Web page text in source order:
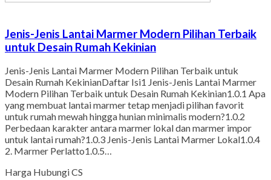
Jenis-Jenis Lantai Marmer Modern Pilihan Terbaik
untuk Desain Rumah Kekinian
Jenis-Jenis Lantai Marmer Modern Pilihan Terbaik untuk
Desain Rumah KekinianDaftar Isi1 Jenis-Jenis Lantai Marmer
Modern Pilihan Terbaik untuk Desain Rumah Kekinian1.0.1 Apa
yang membuat lantai marmer tetap menjadi pilihan favorit
untuk rumah mewah hingga hunian minimalis modern?1.0.2
Perbedaan karakter antara marmer lokal dan marmer impor
untuk lantai rumah?1.0.3 Jenis-Jenis Lantai Marmer Lokal1.0.4
2. Marmer Perlatto1.0.5…
Harga Hubungi CS